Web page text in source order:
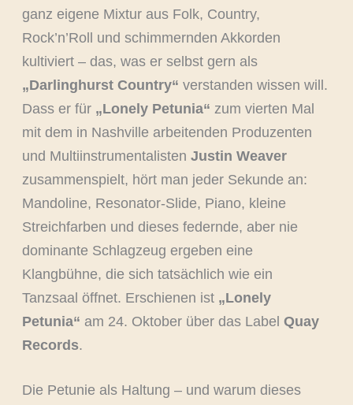
ganz eigene Mixtur aus Folk, Country,
Rock’n’Roll und schimmernden Akkorden
kultiviert – das, was er selbst gern als
„Darlinghurst Country“ verstanden wissen will.
Dass er für „Lonely Petunia“ zum vierten Mal
mit dem in Nashville arbeitenden Produzenten
und Multiinstrumentalisten Justin Weaver
zusammenspielt, hört man jeder Sekunde an:
Mandoline, Resonator-Slide, Piano, kleine
Streichfarben und dieses federnde, aber nie
dominante Schlagzeug ergeben eine
Klangbühne, die sich tatsächlich wie ein
Tanzsaal öffnet. Erschienen ist „Lonely
Petunia“ am 24. Oktober über das Label Quay
Records.
Die Petunie als Haltung – und warum dieses